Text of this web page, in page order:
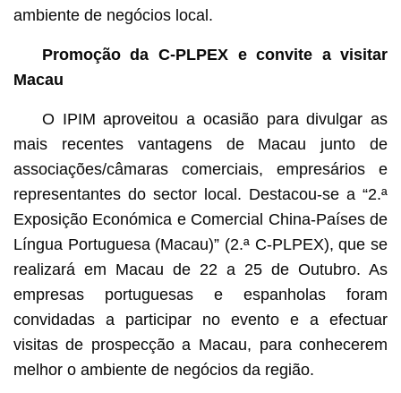
ambiente de negócios local.
Promoção da C-PLPEX e convite a visitar
Macau
O IPIM aproveitou a ocasião para divulgar as
mais recentes vantagens de Macau junto de
associações/câmaras comerciais, empresários e
representantes do sector local. Destacou-se a “2.ª
Exposição Económica e Comercial China-Países de
Língua Portuguesa (Macau)” (2.ª C-PLPEX), que se
realizará em Macau de 22 a 25 de Outubro. As
empresas portuguesas e espanholas foram
convidadas a participar no evento e a efectuar
visitas de prospecção a Macau, para conhecerem
melhor o ambiente de negócios da região.